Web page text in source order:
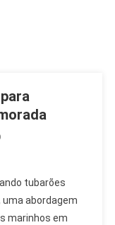
tubarões
abordagem
marinhos em